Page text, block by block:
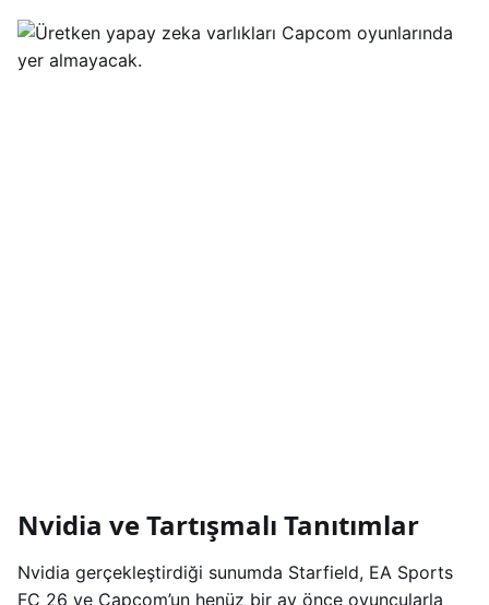
Nvidia ve Tartışmalı Tanıtımlar
Nvidia gerçekleştirdiği sunumda Starfield, EA Sports
FC 26 ve Capcom’un henüz bir ay önce oyuncularla